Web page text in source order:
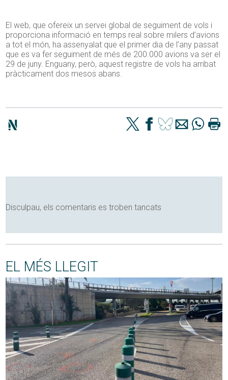
El web, que ofereix un servei global de seguiment de vols i
proporciona informació en temps real sobre milers d’avions
a tot el món, ha assenyalat que el primer dia de l’any passat
que es va fer seguiment de més de 200.000 avions va ser el
29 de juny. Enguany, però, aquest registre de vols ha arribat
pràcticament dos mesos abans.
Disculpau, els comentaris es troben tancats
EL MÉS LLEGIT